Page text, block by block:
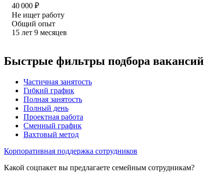
40 000 ₽
Не ищет работу
Общий опыт
15 лет 9 месяцев
Быстрые фильтры подбора вакансий
Частичная занятость
Гибкий график
Полная занятость
Полный день
Проектная работа
Сменный график
Вахтовый метод
Корпоративная поддержка сотрудников
Какой соцпакет вы предлагаете семейным сотрудникам?